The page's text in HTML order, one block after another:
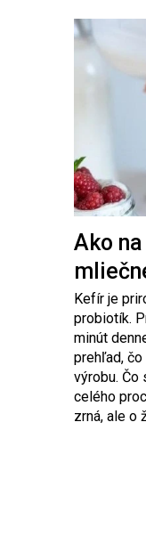
V
ý
l
á
n
k
o
v
Ako
Kefír je
probiotík.
minút
prehľad,
výrobu. Čo
celého
zrná, ale o